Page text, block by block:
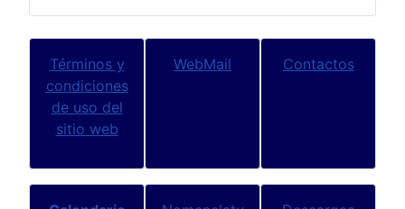
Términos y
condiciones
de uso del
sitio web
WebMail Contactos